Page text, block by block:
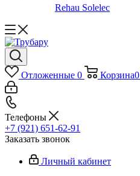
Rehau Solelec
Отложенные 0 Корзина0
Телефоны
+7 (921) 651-62-91
Заказать звонок
Личный кабинет